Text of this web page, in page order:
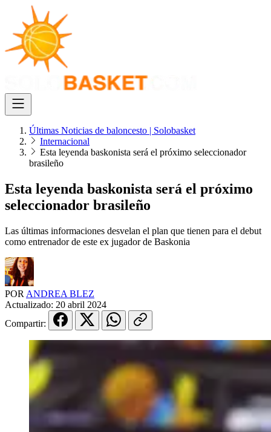
Últimas Noticias de baloncesto | Solobasket
Internacional
Esta leyenda baskonista será el próximo seleccionador
brasileño
Esta leyenda baskonista será el próximo
seleccionador brasileño
Las últimas informaciones desvelan el plan que tienen para el debut
como entrenador de este ex jugador de Baskonia
POR ANDREA BLEZ
Actualizado: 20 abril 2024
Compartir: